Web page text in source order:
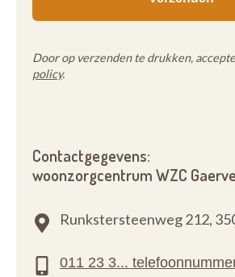
Door op verzenden te drukken,
policy.
Contactgegevens:
woonzorgcentrum WZC
Runkstersteenweg 212,